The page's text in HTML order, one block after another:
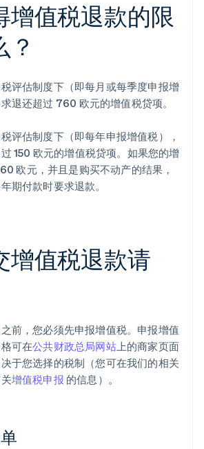
增值税退款的限
？
评估制度下（即每月或每季度申报增
退还超过 760 欧元的增值税贷项。
评估制度下（即每年申报增值税），
150 欧元的增值税贷项。如果您的增
欧元，并且是购买不动产的结果，
期付款时要求退款。
增值税退款请
前，您必须先申报增值税。申报增值
可在公共财政总局网站上的商家页面
于您选择的税制（您可在我们的相关
增值税申报 的信息）。